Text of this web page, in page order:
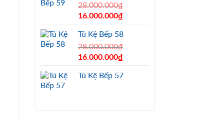
28.000.000₫.18.000.000₫.
28.000.000₫
Original
was:
28.000.000₫.
16.000.000₫Current
is:
16.000.000₫.
Tủ Kệ Bếp 58
28.000.000₫
Original
was:
16.000.000₫Current
Tủ Kệ Bếp 57